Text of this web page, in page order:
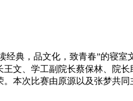
典，品文化，致青春”的寝室
文、学工副院长蔡保林、院长
本次比赛由原源以及张梦共同